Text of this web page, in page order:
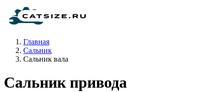
Главная
Сальник
Сальник вала
Сальник привода